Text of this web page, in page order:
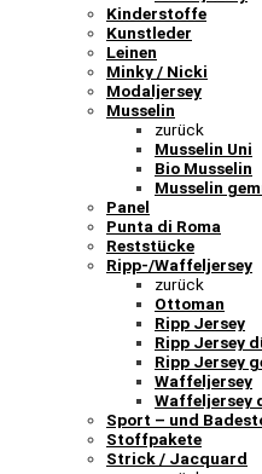
Kinderstoffe
Kunstleder
Leinen
Minky / Nicki
Modaljersey
Musselin
zurück
Musselin Uni
Bio Musselin
Musselin
Panel
Punta di Roma
Reststücke
Ripp-/Waffeljersey
zurück
Ottoman
Ripp Jersey
Ripp Jersey
Ripp Jersey
Waffeljersey
Waffeljersey
Sport – und
Stoffpakete
Strick / Jacquard